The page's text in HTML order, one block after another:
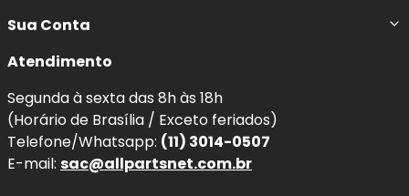
Sua Conta
Atendimento
Segunda à sexta das 8h às 18h
(Horário de Brasília / Exceto feriados)
Telefone/Whatsapp: (11) 3014-0507
E-mail: sac@allpartsnet.com.br